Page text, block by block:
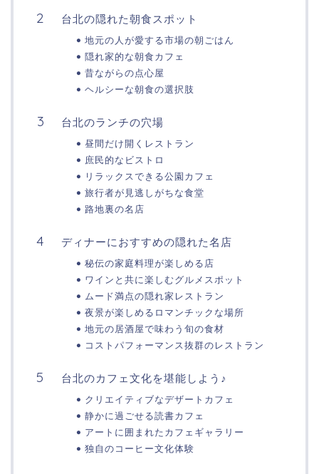
台北の隠れた朝食スポット
地元の人が愛する市場の朝ごはん
隠れ家的な朝食カフェ
昔ながらの点心屋
ヘルシーな朝食の選択肢
台北のランチの穴場
昼間だけ開くレストラン
庶民的なビストロ
リラックスできる公園カフェ
旅行者が見逃しがちな食堂
路地裏の名店
ディナーにおすすめの隠れた名店
秘伝の家庭料理が楽しめる店
ワインと共に楽しむグルメスポット
ムード満点の隠れ家レストラン
夜景が楽しめるロマンチックな場所
地元の居酒屋で味わう旬の食材
コストパフォーマンス抜群のレストラン
台北のカフェ文化を堪能しよう♪
クリエイティブなデザートカフェ
静かに過ごせる読書カフェ
アートに囲まれたカフェギャラリー
独自のコーヒー文化体験